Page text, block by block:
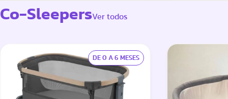
Co-SleepersVer todos
DE 0 A 6 MESES